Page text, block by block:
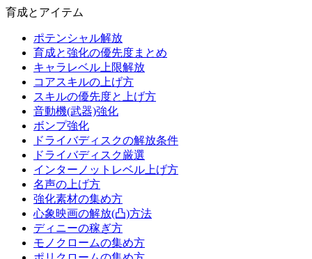
育成とアイテム
ポテンシャル解放
育成と強化の優先度まとめ
キャラレベル上限解放
コアスキルの上げ方
スキルの優先度と上げ方
音動機(武器)強化
ボンプ強化
ドライバディスクの解放条件
ドライバディスク厳選
インターノットレベル上げ方
名声の上げ方
強化素材の集め方
心象映画の解放(凸)方法
ディニーの稼ぎ方
モノクロームの集め方